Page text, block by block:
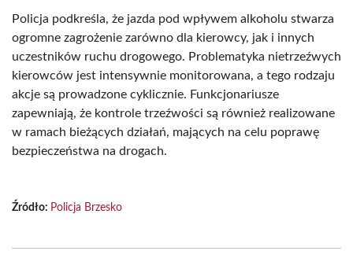
Policja podkreśla, że jazda pod wpływem alkoholu stwarza
ogromne zagrożenie zarówno dla kierowcy, jak i innych
uczestników ruchu drogowego. Problematyka nietrzeźwych
kierowców jest intensywnie monitorowana, a tego rodzaju
akcje są prowadzone cyklicznie. Funkcjonariusze
zapewniają, że kontrole trzeźwości są również realizowane
w ramach bieżących działań, mających na celu poprawę
bezpieczeństwa na drogach.
Źródło: Policja Brzesko